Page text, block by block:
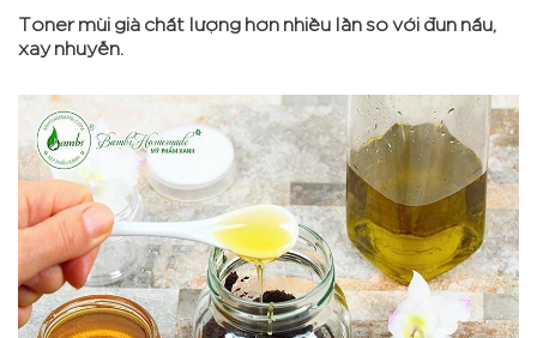
Toner mùi già chất lượng hơn nhiều lần so với đun nấu,
xay nhuyễn.